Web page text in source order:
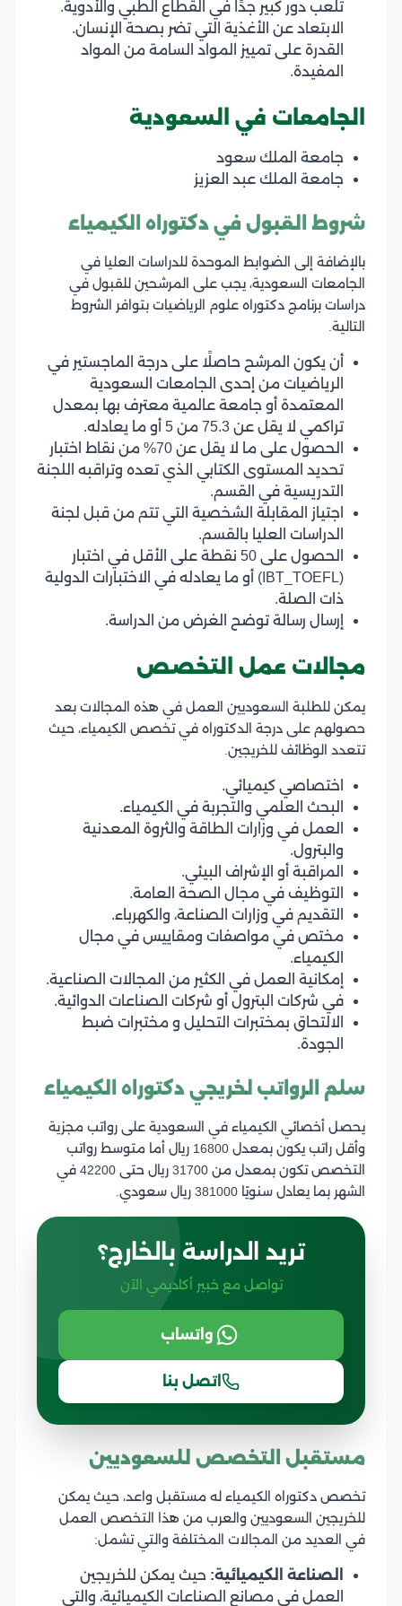
تلعب دور كبير جدًا في القطاع الطبي والأدوية.
الابتعاد عن الأغذية التي تضر بصحة الإنسان.
القدرة على تمييز المواد السامة من المواد
المفيدة.
الجامعات في السعودية
جامعة الملك سعود
جامعة الملك عبد العزيز
شروط القبول في دكتوراه الكيمياء
بالإضافة إلى الضوابط الموحدة للدراسات العليا في
الجامعات السعودية، يجب على المرشحين للقبول في
دراسات برنامج دكتوراه علوم الرياضيات بتوافر الشروط
التالية.
أن يكون المرشح حاصلًا على درجة الماجستير في
الرياضيات من إحدى الجامعات السعودية
المعتمدة أو جامعة عالمية معترف بها بمعدل
تراكمي لا يقل عن 75.3 من 5 أو ما يعادله.
الحصول على ما لا يقل عن 70% من نقاط اختبار
تحديد المستوى الكتابي الذي تعده وتراقبه اللجنة
التدريسية في القسم.
اجتياز المقابلة الشخصية التي تتم من قبل لجنة
الدراسات العليا بالقسم.
الحصول على 50 نقطة على الأقل في اختبار
(IBT_TOEFL) أو ما يعادله في الاختبارات الدولية
ذات الصلة.
إرسال رسالة توضح الغرض من الدراسة.
مجالات عمل التخصص
يمكن للطلبة السعوديين العمل في هذه المجالات بعد
حصولهم على درجة الدكتوراه في تخصص الكيمياء، حيث
تتعدد الوظائف للخريجين.
اختصاصي كيميائي.
البحث العلمي والتجربة في الكيمياء.
العمل في وزارات الطاقة والثروة المعدنية
والبترول.
المراقبة أو الإشراف البيئي.
التوظيف في مجال الصحة العامة.
التقديم في وزارات الصناعة، والكهرباء.
مختص في مواصفات ومقاييس في مجال
الكيمياء.
إمكانية العمل في الكثير من المجالات الصناعية.
في شركات البترول أو شركات الصناعات الدوائية.
الالتحاق بمختبرات التحليل و مختبرات ضبط
الجودة.
سلم الرواتب لخريجي دكتوراه الكيمياء
يحصل أخصائي الكيمياء في السعودية على رواتب مجزية
وأقل راتب يكون بمعدل 16800 ريال أما متوسط رواتب
التخصص تكون بمعدل من 31700 ريال حتى 42200 في
الشهر بما يعادل سنويًا 381000 ريال سعودي.
تريد الدراسة بالخارج؟
تواصل مع خبير أكاديمي الآن
واتساب
اتصل بنا
مستقبل التخصص للسعوديين
تخصص دكتوراه الكيمياء له مستقبل واعد، حيث يمكن
للخريجين السعوديين والعرب من هذا التخصص العمل
في العديد من المجالات المختلفة والتي تشمل:
الصناعة الكيميائية: حيث يمكن للخريجين
العمل في مصانع الصناعات الكيميائية، والتي